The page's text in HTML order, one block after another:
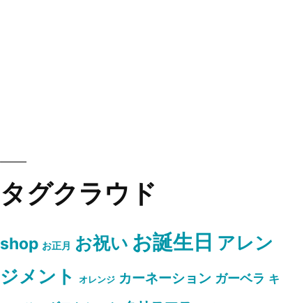
タグクラウド
shop お正月 お祝い お誕生日 アレン
ジメント
オレンジ カーネーション ガーベラ キ